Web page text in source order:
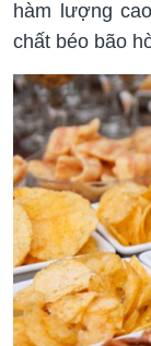
hàm lượng
chất béo bão